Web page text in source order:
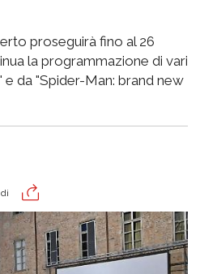
proseguirà fino al 26
la programmazione di vari
e da "Spider-Man: brand new